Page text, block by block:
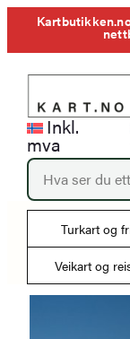
Hopp
til
innhold
Inkl.
mva
P
o
d
c
s
Turkart og
Veikart og